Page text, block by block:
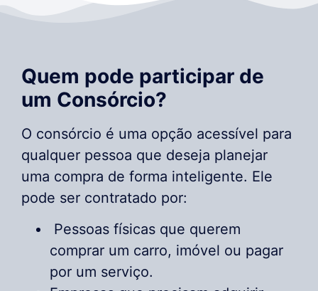
Quem pode participar de
um Consórcio?
O consórcio é uma opção acessível para
qualquer pessoa que deseja planejar
uma compra de forma inteligente. Ele
pode ser contratado por:
Pessoas físicas que querem
comprar um carro, imóvel ou pagar
por um serviço.